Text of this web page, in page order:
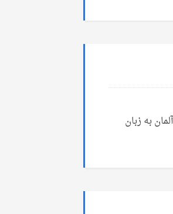
به وقت آلمان به زبان